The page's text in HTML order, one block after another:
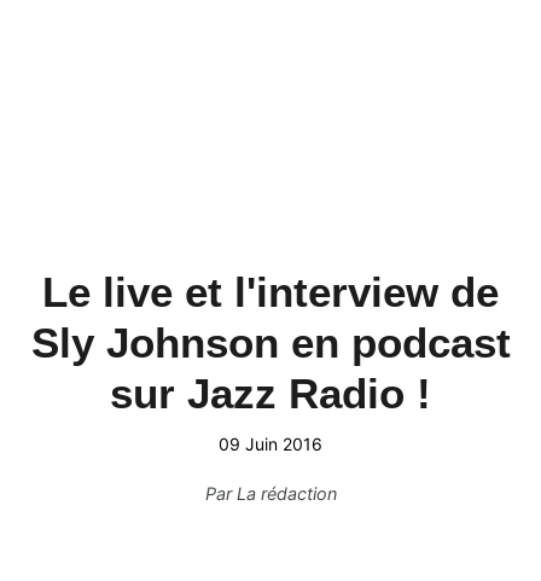
Le live et l'interview de
Sly Johnson en podcast
sur Jazz Radio !
09 Juin 2016
ParLa rédaction